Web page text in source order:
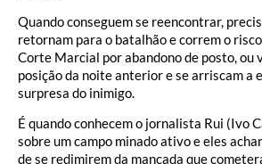
Quando conseguem se reencontrar,
retornam para o batalhão e correm o
Corte Marcial por abandono de posto, ou
posição da noite anterior e se arriscam a
surpresa do inimigo.
É quando conhecem o jornalista Rui (Ivo
sobre um campo minado ativo e eles
de se redimirem da mancada que